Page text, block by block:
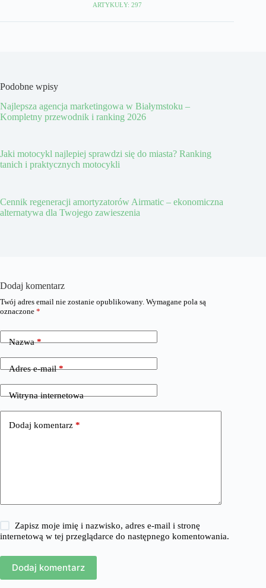
ARTYKUŁY: 297
Podobne wpisy
Najlepsza agencja marketingowa w Białymstoku –
Kompletny przewodnik i ranking 2026
Jaki motocykl najlepiej sprawdzi się do miasta? Ranking
tanich i praktycznych motocykli
Cennik regeneracji amortyzatorów Airmatic – ekonomiczna
alternatywa dla Twojego zawieszenia
Dodaj komentarz
Twój adres email nie zostanie opublikowany. Wymagane pola są
oznaczone *
Nazwa*
Adres e-mail*
Witryna internetowa
Dodaj komentarz *
Zapisz moje imię i nazwisko, adres e-mail i stronę
internetową w tej przeglądarce do następnego komentowania.
Dodaj komentarz